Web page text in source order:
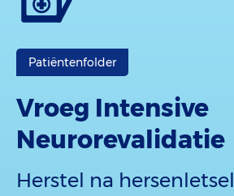
Patiëntenfolder
Vroeg Intensive
Neurorevalidatie
Herstel na hersenletsel